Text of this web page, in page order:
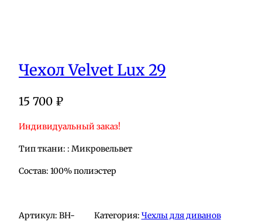
Чехол Velvet Lux 29
15 700 ₽
Индивидуальный заказ!
Тип ткани: : Микровельвет
Состав: 100% полиэстер
Артикул: BH-
Категория: Чехлы для диванов